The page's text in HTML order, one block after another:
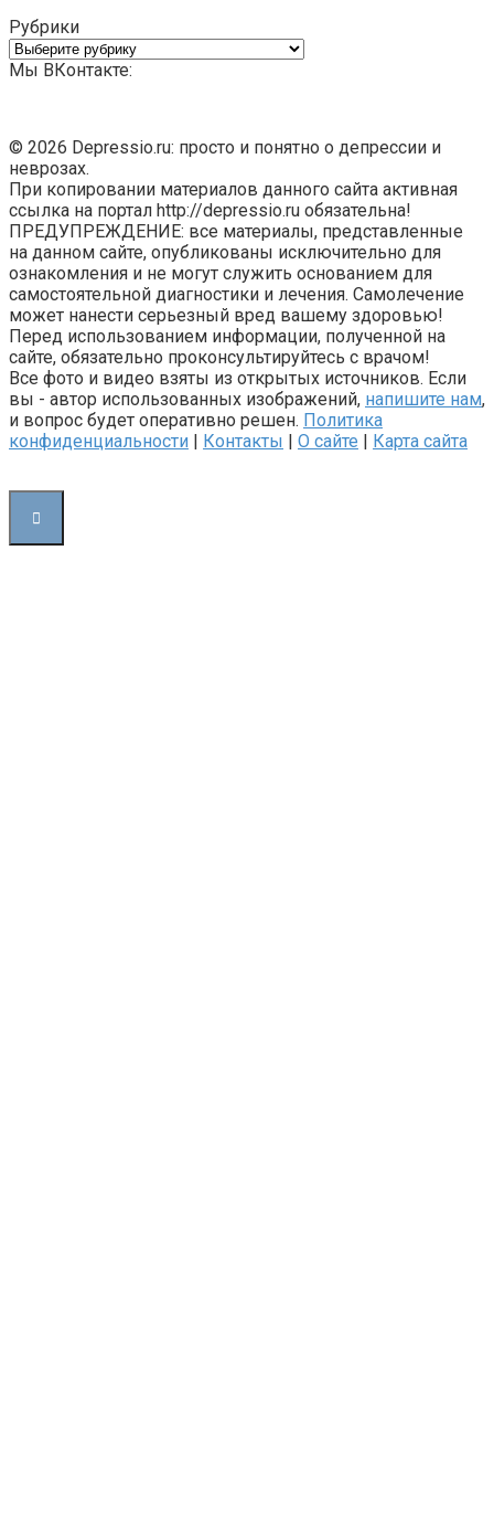
Рубрики
Рубрики
Мы ВКонтакте:
© 2026 Depressio.ru: просто и понятно о депрессии и
неврозах.
При копировании материалов данного сайта активная
ссылка на портал http://depressio.ru обязательна!
ПРЕДУПРЕЖДЕНИЕ: все материалы, представленные
на данном сайте, опубликованы исключительно для
ознакомления и не могут служить основанием для
самостоятельной диагностики и лечения. Самолечение
может нанести серьезный вред вашему здоровью!
Перед использованием информации, полученной на
сайте, обязательно проконсультируйтесь с врачом!
Все фото и видео взяты из открытых источников. Если
вы - автор использованных изображений, напишите нам,
и вопрос будет оперативно решен. Политика
конфиденциальности | Контакты | О сайте | Карта сайта